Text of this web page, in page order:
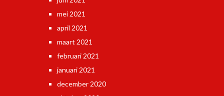
mei 2021
april 2021
maart 2021
februari 2021
januari 2021
december 2020